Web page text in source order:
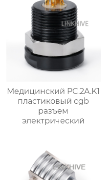
Медицинский PC.2A.K1
пластиковый cgb
разъем
электрический